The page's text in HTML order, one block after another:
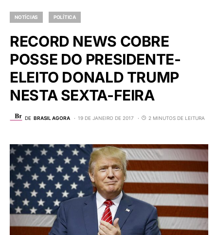
NOTÍCIAS POLÍTICA
RECORD NEWS COBRE
POSSE DO PRESIDENTE-
ELEITO DONALD TRUMP
NESTA SEXTA-FEIRA
DE BRASIL AGORA 19 DE JANEIRO DE 2017 2 MINUTOS DE LEITURA